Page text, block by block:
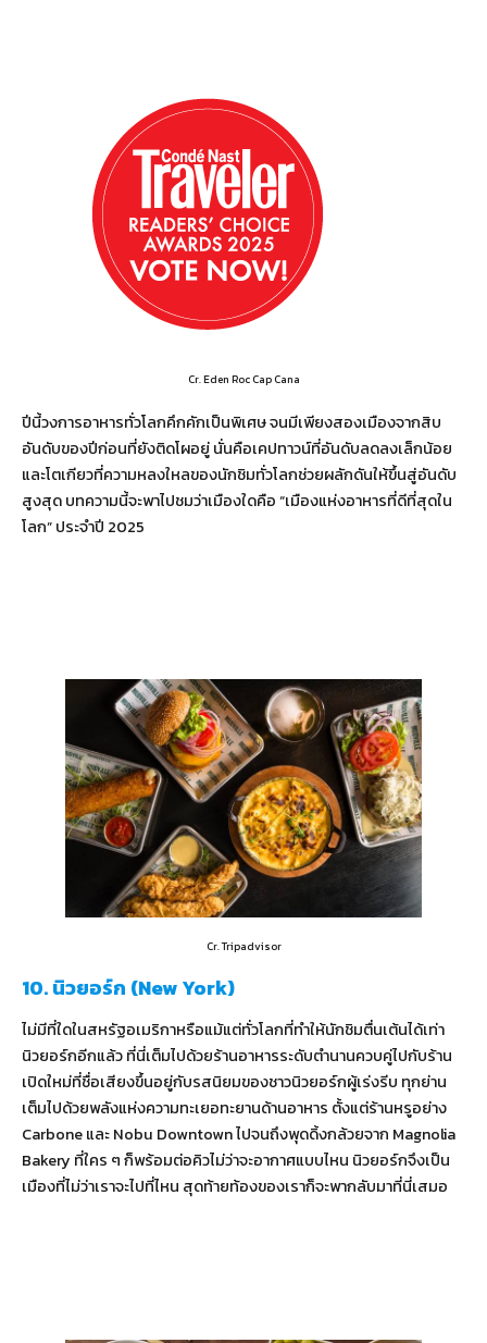
Cr. Eden Roc Cap Cana
ปีนี้วงการอาหารทั่วโลกคึกคักเป็นพิเศษ จนมีเพียงสองเมืองจากสิบ
อันดับของปีก่อนที่ยังติดโผอยู่ นั่นคือเคปทาวน์ที่อันดับลดลงเล็กน้อย
และโตเกียวที่ความหลงใหลของนักชิมทั่วโลกช่วยผลักดันให้ขึ้นสู่อันดับ
สูงสุด บทความนี้จะพาไปชมว่าเมืองใดคือ “เมืองแห่งอาหารที่ดีที่สุดใน
โลก” ประจำปี 2025
Cr. Tripadvisor
10. นิวยอร์ก (New York)
ไม่มีที่ใดในสหรัฐอเมริกาหรือแม้แต่ทั่วโลกที่ทำให้นักชิมตื่นเต้นได้เท่า
นิวยอร์กอีกแล้ว ที่นี่เต็มไปด้วยร้านอาหารระดับตำนานควบคู่ไปกับร้าน
เปิดใหม่ที่ชื่อเสียงขึ้นอยู่กับรสนิยมของชาวนิวยอร์กผู้เร่งรีบ ทุกย่าน
เต็มไปด้วยพลังแห่งความทะเยอทะยานด้านอาหาร ตั้งแต่ร้านหรูอย่าง
Carbone และ Nobu Downtown ไปจนถึงพุดดิ้งกล้วยจาก Magnolia
Bakery ที่ใคร ๆ ก็พร้อมต่อคิวไม่ว่าจะอากาศแบบไหน นิวยอร์กจึงเป็น
เมืองที่ไม่ว่าเราจะไปที่ไหน สุดท้ายท้องของเราก็จะพากลับมาที่นี่เสมอ